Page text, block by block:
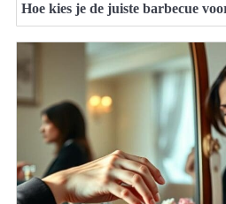
Hoe kies je de juiste barbecue